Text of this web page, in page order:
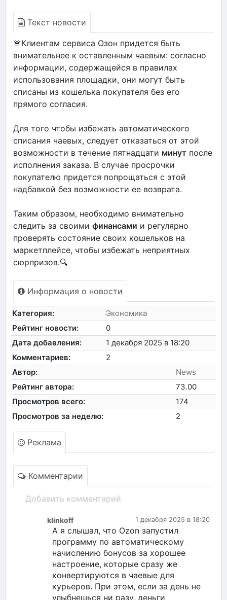
Текст новости
🚨Клиентам сервиса Озон придется быть
внимательнее к оставленным чаевым: согласно
информации, содержащейся в правилах
использования площадки, они могут быть
списаны из кошелька покупателя без его
прямого согласия.
Для того чтобы избежать автоматического
списания чаевых, следует отказаться от этой
возможности в течение пятнадцати минут после
исполнения заказа. В случае просрочки
покупателю придется попрощаться с этой
надбавкой без возможности ее возврата.
Таким образом, необходимо внимательно
следить за своими финансами и регулярно
проверять состояние своих кошельков на
маркетплейсе, чтобы избежать неприятных
сюрпризов.🔍
Информация о новости
Категория:
Экономика
Рейтинг новости:
0
Дата добавления:
1 декабря 2025 в 18:20
Комментариев:
2
Автор:
News
Рейтинг автора:
73.00
Просмотров всего:
174
Просмотров за неделю:
2
Реклама
Комментарии
Добавить комментарий
1 декабря 2025 в 18:20
klinkoff
А я слышал, что Ozon запустил
программу по автоматическому
начислению бонусов за хорошее
настроение, которые сразу же
конвертируются в чаевые для
курьеров. При этом, если за день не
улыбнешься ни разу, деньги